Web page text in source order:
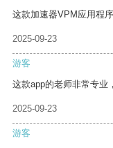
这款加速器VPM应用程
2025-09-23
游客
这款app的老师非常专业
2025-09-23
游客